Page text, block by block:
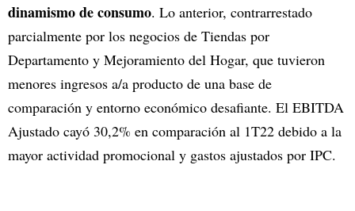
dinamismo de consumo. Lo anterior, contrarrestado
parcialmente por los negocios de Tiendas por
Departamento y Mejoramiento del Hogar, que tuvieron
menores ingresos a/a producto de una base de
comparación y entorno económico desafiante. El EBITDA
Ajustado cayó 30,2% en comparación al 1T22 debido a la
mayor actividad promocional y gastos ajustados por IPC.